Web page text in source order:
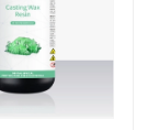
μετάλλων